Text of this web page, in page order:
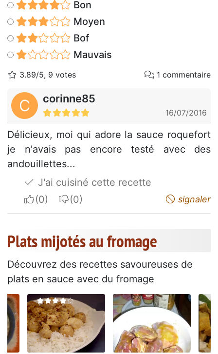
Bon
Moyen
Bof
Mauvais
3.89/5, 9 votes 1 commentaire
C corinne85
16/07/2016
Délicieux, moi qui adore la sauce roquefort
je n'avais pas encore testé avec des
andouillettes...
J'ai cuisiné cette recette
I apreciateI do not appreciate signaler
Plats mijotés au fromage
Découvrez des recettes savoureuses de
plats en sauce avec du fromage